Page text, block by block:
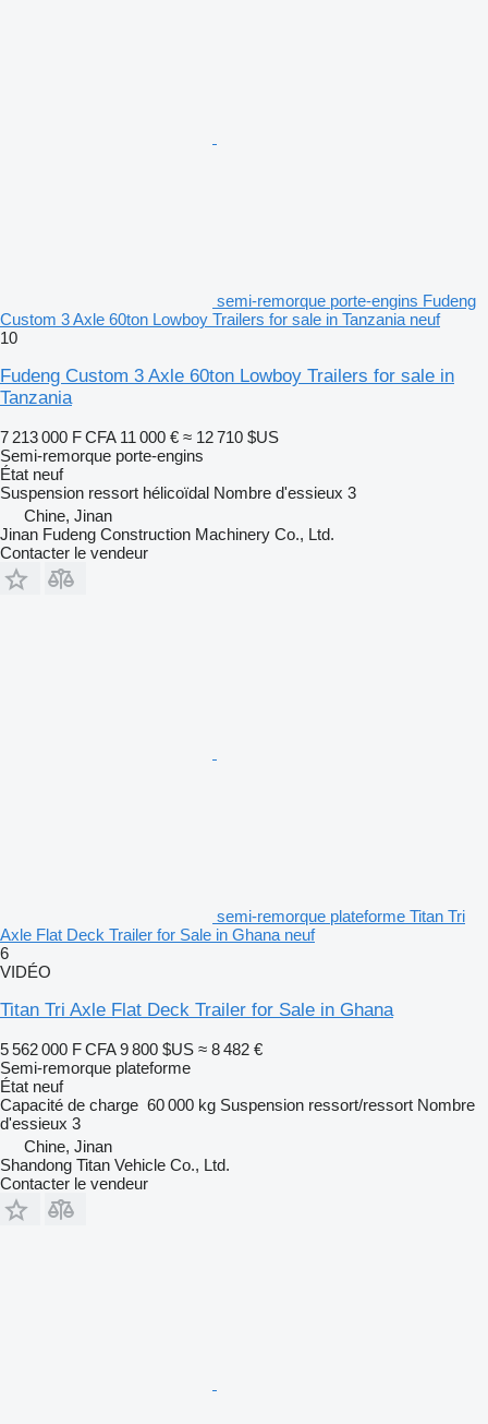
semi-remorque porte-engins Fudeng
Custom 3 Axle 60ton Lowboy Trailers for sale in Tanzania neuf
10
Fudeng Custom 3 Axle 60ton Lowboy Trailers for sale in
Tanzania
7 213 000 F CFA 11 000 € ≈ 12 710 $US
Semi-remorque porte-engins
État neuf
Suspension ressort hélicoïdal Nombre d'essieux 3
Chine, Jinan
Jinan Fudeng Construction Machinery Co., Ltd.
Contacter le vendeur
semi-remorque plateforme Titan Tri
Axle Flat Deck Trailer for Sale in Ghana neuf
6
VIDÉO
Titan Tri Axle Flat Deck Trailer for Sale in Ghana
5 562 000 F CFA 9 800 $US ≈ 8 482 €
Semi-remorque plateforme
État neuf
Capacité de charge 60 000 kg Suspension ressort/ressort Nombre
d'essieux 3
Chine, Jinan
Shandong Titan Vehicle Co., Ltd.
Contacter le vendeur